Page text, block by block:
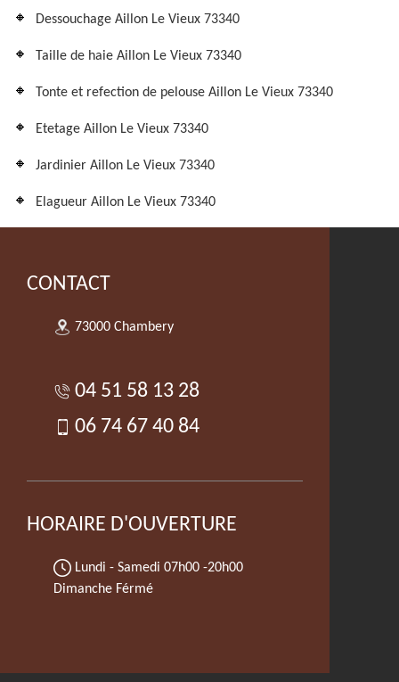
Dessouchage Aillon Le Vieux 73340
Taille de haie Aillon Le Vieux 73340
Tonte et refection de pelouse Aillon Le Vieux 73340
Etetage Aillon Le Vieux 73340
Jardinier Aillon Le Vieux 73340
Elagueur Aillon Le Vieux 73340
CONTACT
73000 Chambery
04 51 58 13 28
06 74 67 40 84
HORAIRE D'OUVERTURE
Lundi - Samedi 07h00 -20h00
Dimanche Férmé